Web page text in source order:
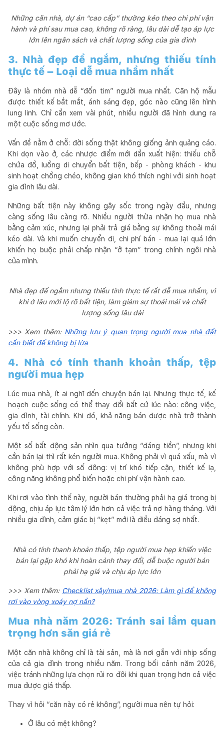
Những căn nhà, dự án “cao cấp” thường kéo theo chi phí vận
hành và phí sau mua cao, không rõ ràng, lâu dài dễ tạo áp lực
lớn lên ngân sách và chất lượng sống của gia đình
3. Nhà đẹp để ngắm, nhưng thiếu tính
thực tế – Loại dễ mua nhầm nhất
Đây là nhóm nhà dễ “đốn tim” người mua nhất. Căn hộ mẫu
được thiết kế bắt mắt, ánh sáng đẹp, góc nào cũng lên hình
lung linh. Chỉ cần xem vài phút, nhiều người đã hình dung ra
một cuộc sống mơ ước.
Vấn đề nằm ở chỗ: đời sống thật không giống ảnh quảng cáo.
Khi dọn vào ở, các nhược điểm mới dần xuất hiện: thiếu chỗ
chứa đồ, luồng di chuyển bất tiện, bếp - phòng khách - khu
sinh hoạt chồng chéo, không gian khó thích nghi với sinh hoạt
gia đình lâu dài.
Những bất tiện này không gây sốc trong ngày đầu, nhưng
càng sống lâu càng rõ. Nhiều người thừa nhận họ mua nhà
bằng cảm xúc, nhưng lại phải trả giá bằng sự không thoải mái
kéo dài. Và khi muốn chuyển đi, chi phí bán - mua lại quá lớn
khiến họ buộc phải chấp nhận “ở tạm” trong chính ngôi nhà
của mình.
Nhà đẹp để ngắm nhưng thiếu tính thực tế rất dễ mua nhầm, vì
khi ở lâu mới lộ rõ bất tiện, làm giảm sự thoải mái và chất
lượng sống lâu dài
>>> Xem thêm: Những lưu ý quan trọng người mua nhà đất
cần biết để không bị lừa
4. Nhà có tính thanh khoản thấp, tệp
người mua hẹp
Lúc mua nhà, ít ai nghĩ đến chuyện bán lại. Nhưng thực tế, kế
hoạch cuộc sống có thể thay đổi bất cứ lúc nào: công việc,
gia đình, tài chính. Khi đó, khả năng bán được nhà trở thành
yếu tố sống còn.
Một số bất động sản nhìn qua tưởng “đáng tiền”, nhưng khi
cần bán lại thì rất kén người mua. Không phải vì quá xấu, mà vì
không phù hợp với số đông: vị trí khó tiếp cận, thiết kế lạ,
công năng không phổ biến hoặc chi phí vận hành cao.
Khi rơi vào tình thế này, người bán thường phải hạ giá trong bị
động, chịu áp lực tâm lý lớn hơn cả việc trả nợ hàng tháng. Với
nhiều gia đình, cảm giác bị “kẹt” mới là điều đáng sợ nhất.
Nhà có tính thanh khoản thấp, tệp người mua hẹp khiến việc
bán lại gặp khó khi hoàn cảnh thay đổi, dễ buộc người bán
phải hạ giá và chịu áp lực lớn
>>> Xem thêm: Checklist xây/mua nhà 2026: Làm gì để không
rơi vào vòng xoáy nợ nần?
Mua nhà năm 2026: Tránh sai lầm quan
trọng hơn săn giá rẻ
Một căn nhà không chỉ là tài sản, mà là nơi gắn với nhịp sống
của cả gia đình trong nhiều năm. Trong bối cảnh năm 2026,
việc tránh những lựa chọn rủi ro đôi khi quan trọng hơn cả việc
mua được giá thấp.
Thay vì hỏi “căn này có rẻ không”, người mua nên tự hỏi:
Ở lâu có mệt không?